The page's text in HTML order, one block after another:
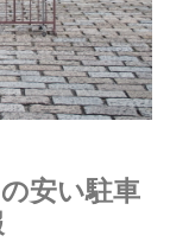
安い駐車